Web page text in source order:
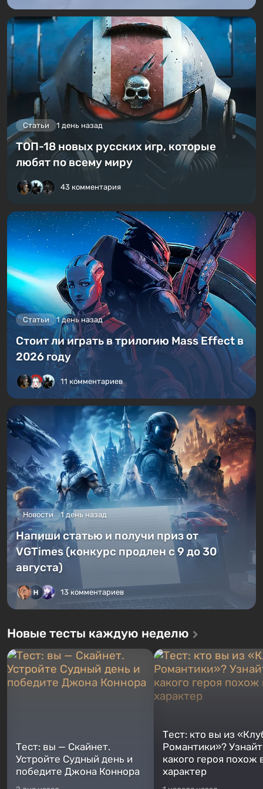
Статьи 1 день назад
ТОП-18 новых русских игр, которые
любят по всему миру
43 комментария
Статьи 1 день назад
Стоит ли играть в трилогию Mass Effect в
2026 году
11 комментариев
Новости 1 день назад
Напиши статью и получи приз от
VGTimes (конкурс продлен с 9 до 30
августа)
13 комментариев
Новые тесты каждую неделю
Тест: вы — Скайнет.
Устройте Судный день и
победите Джона Коннора
Тест: кто вы из
Романтики»?
какого героя похож
характер